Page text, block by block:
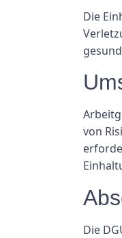
Die
von
Die